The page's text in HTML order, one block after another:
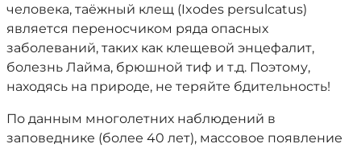
человека, таёжный клещ (Ixodes persulcatus)
является переносчиком ряда опасных
заболеваний, таких как клещевой энцефалит,
болезнь Лайма, брюшной тиф и т.д. Поэтому,
находясь на природе, не теряйте бдительность!
По данным многолетних наблюдений в
заповеднике (более 40 лет), массовое появление